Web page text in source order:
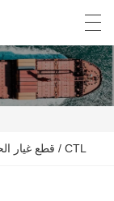
Español
قطع غيار الحز / CTL